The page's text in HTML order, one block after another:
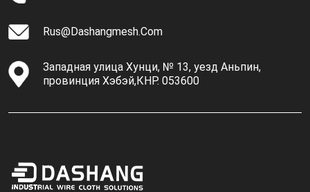
Rus@dashangmesh.com
Западная улица Хунци, № 13, уезд Аньпин,
провинция Хэбэй,КНР. 053600